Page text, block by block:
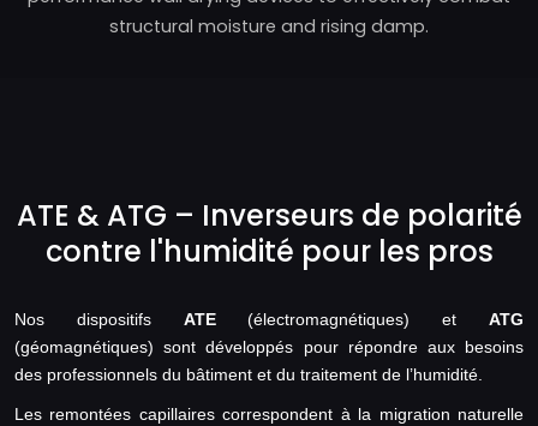
structural moisture and rising damp.
ATE & ATG – Inverseurs de polarité
contre l'humidité pour les pros
Nos dispositifs ATE(électromagnétiques) etATG
(géomagnétiques) sont développés pour répondre aux besoins
des professionnels du bâtiment et du traitement de l’humidité.
Les remontées capillaires correspondent à la migration naturelle